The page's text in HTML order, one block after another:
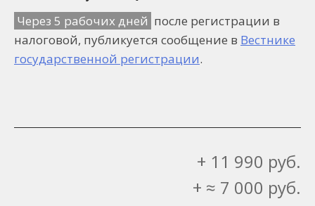
Через 5 рабочих дней после регистрации в
налоговой, публикуется сообщение в Вестнике
государственной регистрации.
+ 11 990 руб.
+ ≈ 7 000 руб.